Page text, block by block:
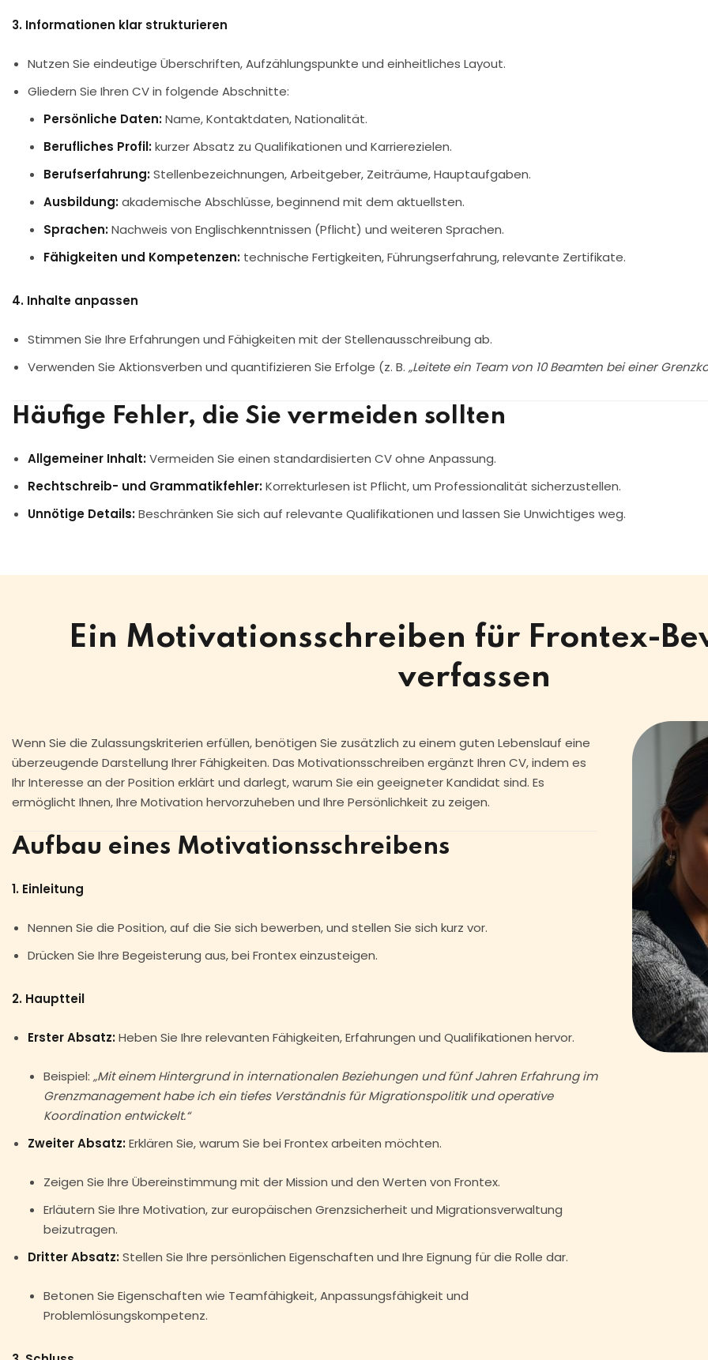
3. Informationen klar strukturieren
Nutzen Sie eindeutige Überschriften, Aufzählungspunkte und einheitliches Layout.
Gliedern Sie Ihren CV in folgende Abschnitte:
Persönliche Daten:Name, Kontaktdaten, Nationalität.
Berufliches Profil:kurzer Absatz zu Qualifikationen und Karrierezielen.
Berufserfahrung:Stellenbezeichnungen, Arbeitgeber, Zeiträume, Hauptaufgaben.
Ausbildung:akademische Abschlüsse, beginnend mit dem aktuellsten.
Sprachen:Nachweis von Englischkenntnissen (Pflicht) und weiteren Sprachen.
Fähigkeiten und Kompetenzen: technische Fertigkeiten, Führungserfahrung, relevante Zertifikate.
4. Inhalte anpassen
Stimmen Sie Ihre Erfahrungen und Fähigkeiten mit der Stellenausschreibung ab.
Verwenden Sie Aktionsverben und quantifizieren Sie Erfolge (z. B. „Leitete ein Team von 10 Beamten bei einer
Häufige Fehler, die Sie vermeiden sollten
Allgemeiner Inhalt:Vermeiden Sie einen standardisierten CV ohne Anpassung.
Rechtschreib- und Grammatikfehler:Korrekturlesen ist Pflicht, um Professionalität sicherzustellen.
Unnötige Details:Beschränken Sie sich auf relevante Qualifikationen und lassen Sie Unwichtiges weg.
Ein Motivationsschreiben für Frontex-
verfassen
Wenn Sie die Zulassungskriterien erfüllen, benötigen Sie zusätzlich zu einem guten Lebenslauf eine
überzeugende Darstellung Ihrer Fähigkeiten. Das Motivationsschreiben ergänzt Ihren CV, indem es
Ihr Interesse an der Position erklärt und darlegt, warum Sie ein geeigneter Kandidat sind. Es
ermöglicht Ihnen, Ihre Motivation hervorzuheben und Ihre Persönlichkeit zu zeigen.
Aufbau eines Motivationsschreibens
1. Einleitung
Nennen Sie die Position, auf die Sie sich bewerben, und stellen Sie sich kurz vor.
Drücken Sie Ihre Begeisterung aus, bei Frontex einzusteigen.
2. Hauptteil
Erster Absatz:Heben Sie Ihre relevanten Fähigkeiten, Erfahrungen und Qualifikationen hervor.
Beispiel: „Mit einem Hintergrund in internationalen Beziehungen und fünf Jahren Erfahrung im
Grenzmanagement habe ich ein tiefes Verständnis für Migrationspolitik und operative
Koordination entwickelt.“
Zweiter Absatz:Erklären Sie, warum Sie bei Frontex arbeiten möchten.
Zeigen Sie Ihre Übereinstimmung mit der Mission und den Werten von Frontex.
Erläutern Sie Ihre Motivation, zur europäischen Grenzsicherheit und Migrationsverwaltung
beizutragen.
Dritter Absatz:Stellen Sie Ihre persönlichen Eigenschaften und Ihre Eignung für die Rolle dar.
Betonen Sie Eigenschaften wie Teamfähigkeit, Anpassungsfähigkeit und
Problemlösungskompetenz.